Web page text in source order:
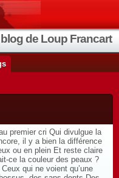
de Loup Francart
premier cri Qui divulgue la
il y a bien la différence
ou en plein Et reste claire
ce la couleur des peaux ?
qui ne voient qu’une